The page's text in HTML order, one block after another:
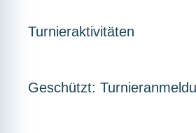
Turnieraktivitäten
Geschützt: